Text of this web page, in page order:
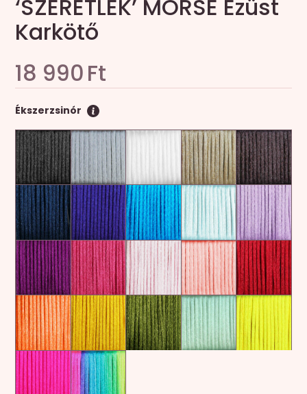
‘SZERETLEK’ MORSE Ezüst
Karkötő
18 990Ft
Ékszerzsinór